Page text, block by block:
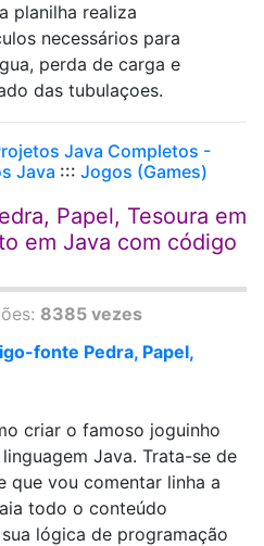
planilha realiza
necessários para
perda de carga e
das tubulaçoes.
Java Completos -
Java ::: Jogos (Games)
Papel, Tesoura em
em Java com código
8385 vezes
fonte Pedra, Papel,
criar o famoso joguinho
Java. Trata-se de
que vou comentar linha a
todo o conteúdo
lógica de programação